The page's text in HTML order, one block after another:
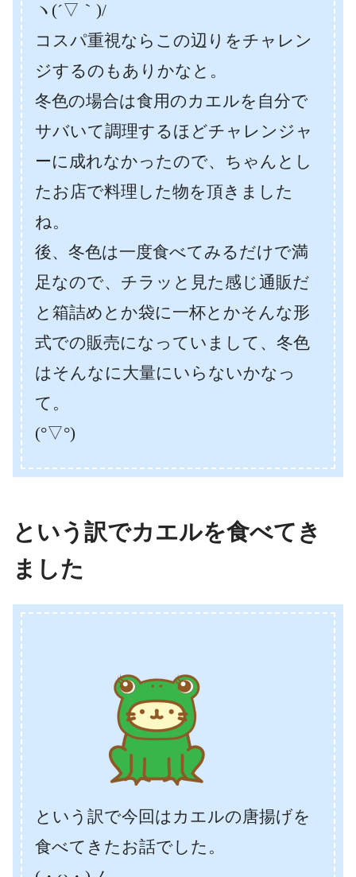
ヽ(´▽｀)/
コスパ重視ならこの辺りをチャレン
ジするのもありかなと。
冬色の場合は食用のカエルを自分で
サバいて調理するほどチャレンジャ
ーに成れなかったので、ちゃんとし
たお店で料理した物を頂きました
ね。
後、冬色は一度食べてみるだけで満
足なので、チラッと見た感じ通販だ
と箱詰めとか袋に一杯とかそんな形
式での販売になっていまして、冬色
はそんなに大量にいらないかなっ
て。
(°▽°)
という訳でカエルを食べてき
ました
という訳で今回はカエルの唐揚げを
食べてきたお話でした。